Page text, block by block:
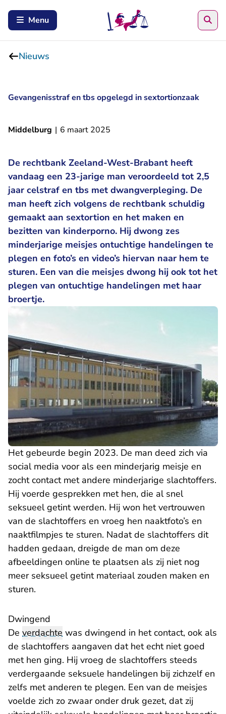
Menu
Nieuws
Gevangenisstraf en tbs opgelegd in sextortionzaak
Middelburg | 6 maart 2025
De rechtbank Zeeland-West-Brabant heeft
vandaag een 23-jarige man veroordeeld tot 2,5
jaar celstraf en tbs met dwangverpleging. De
man heeft zich volgens de rechtbank schuldig
gemaakt aan sextortion en het maken en
bezitten van kinderporno. Hij dwong zes
minderjarige meisjes ontuchtige handelingen te
plegen en foto’s en video’s hiervan naar hem te
sturen. Een van die meisjes dwong hij ook tot het
plegen van ontuchtige handelingen met haar
broertje.
Het gebeurde begin 2023. De man deed zich via
social media voor als een minderjarig meisje en
zocht contact met andere minderjarige slachtoffers.
Hij voerde gesprekken met hen, die al snel
seksueel getint werden. Hij won het vertrouwen
van de slachtoffers en vroeg hen naaktfoto’s en
naaktfilmpjes te sturen. Nadat de slachtoffers dit
hadden gedaan, dreigde de man om deze
afbeeldingen online te plaatsen als zij niet nog
meer seksueel getint materiaal zouden maken en
sturen.
Dwingend
De verdachte was dwingend in het contact, ook als
de slachtoffers aangaven dat het echt niet goed
met hen ging. Hij vroeg de slachtoffers steeds
verdergaande seksuele handelingen bij zichzelf en
zelfs met anderen te plegen. Een van de meisjes
voelde zich zo zwaar onder druk gezet, dat zij